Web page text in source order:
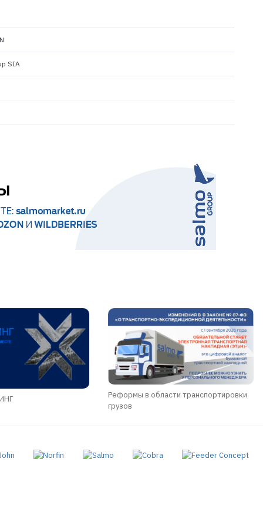
SIA
Реформы в области транспортировки
грузов